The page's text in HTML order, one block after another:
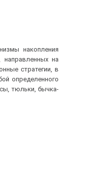
накопления
направленных на
стратегии, в
определенного
тюльки, бычка-